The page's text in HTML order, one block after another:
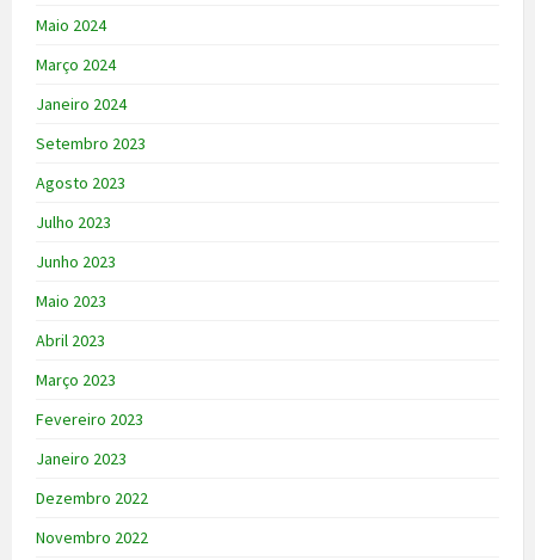
Maio 2024
Março 2024
Janeiro 2024
Setembro 2023
Agosto 2023
Julho 2023
Junho 2023
Maio 2023
Abril 2023
Março 2023
Fevereiro 2023
Janeiro 2023
Dezembro 2022
Novembro 2022